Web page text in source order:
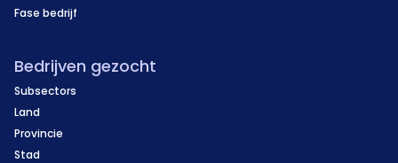
Fase bedrijf
Bedrijven gezocht
Subsectors
Land
Provincie
Stad